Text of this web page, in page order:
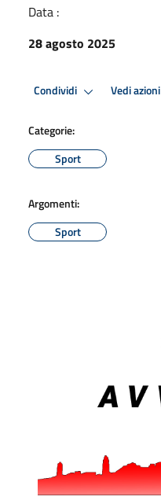
Data :
28 agosto 2025
Condividi Vedi azioni
Categorie:
Sport
Argomenti:
Sport